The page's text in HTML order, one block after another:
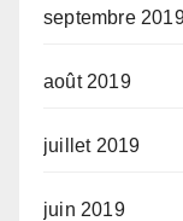
septembre
août 2019
juillet 2019
juin 2019